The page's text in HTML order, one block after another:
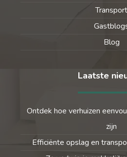
Transport
Blog
Laatste
Ontdek hoe verhuizen
zijn
Efficiënte opslag en